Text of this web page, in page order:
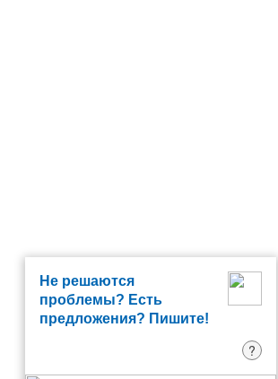
Не решаются
проблемы? Есть
предложения? Пишите!
?